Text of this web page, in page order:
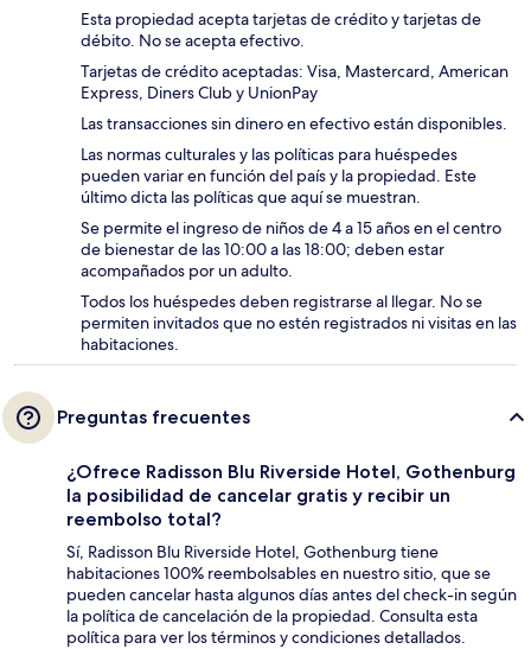
Esta propiedad acepta tarjetas de crédito y tarjetas de
débito. No se acepta efectivo.
Tarjetas de crédito aceptadas: Visa, Mastercard, American
Express, Diners Club y UnionPay
Las transacciones sin dinero en efectivo están disponibles.
Las normas culturales y las políticas para huéspedes
pueden variar en función del país y la propiedad. Este
último dicta las políticas que aquí se muestran.
Se permite el ingreso de niños de 4 a 15 años en el centro
de bienestar de las 10:00 a las 18:00; deben estar
acompañados por un adulto.
Todos los huéspedes deben registrarse al llegar. No se
permiten invitados que no estén registrados ni visitas en las
habitaciones.
Preguntas frecuentes
¿Ofrece Radisson Blu Riverside Hotel, Gothenburg
la posibilidad de cancelar gratis y recibir un
reembolso total?
Sí, Radisson Blu Riverside Hotel, Gothenburg tiene
habitaciones 100% reembolsables en nuestro sitio, que se
pueden cancelar hasta algunos días antes del check-in según
la política de cancelación de la propiedad. Consulta esta
política para ver los términos y condiciones detallados.